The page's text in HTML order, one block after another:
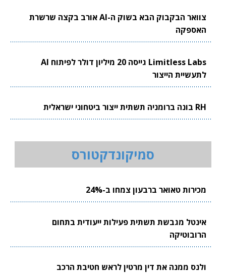
צוואר הבקבוק הבא בשוק ה-AI אורב בקצה שרשרת
האספקה
Limitless Labs גייסה 20 מיליון דולר לפיתוח AI
לתעשיית הייצור
RH בונה ברומניה תשתית ייצור ביטחוני ישראלית
סמיקונדקטורס
מכירות טאואר ברבעון צמחו ב-24%
אינטל מגבשת תשתית פעילות ייעודית בתחום
הרובוטיקה
ולנס ממנה את דין מרטין לראש חטיבת הרכב